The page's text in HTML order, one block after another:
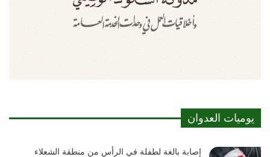
يوميات العدوان
إصابة بالغة لطفلة في الرأس من منطقة الشعلاء